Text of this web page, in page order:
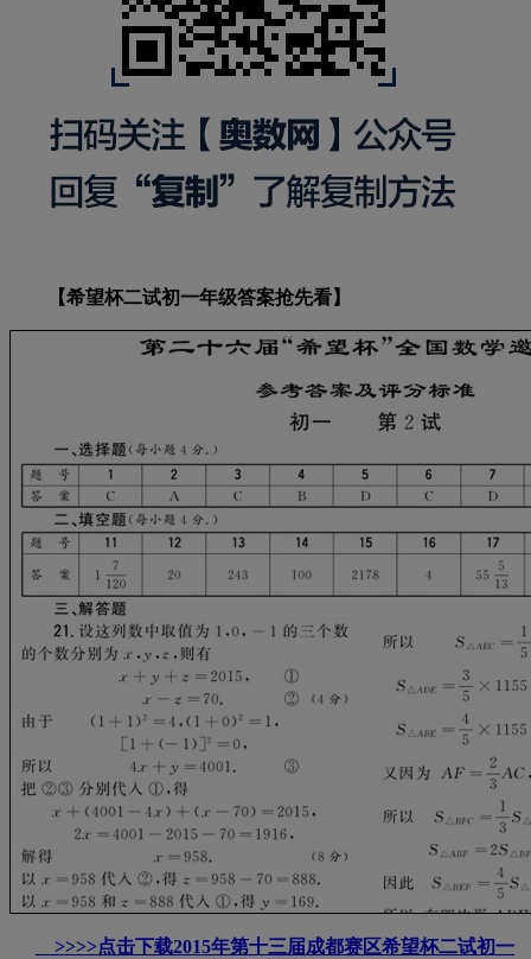
【希望杯二试初一年级答案抢先看】
>>>>点击下载2015年第十三届成都赛区希望杯二试初一